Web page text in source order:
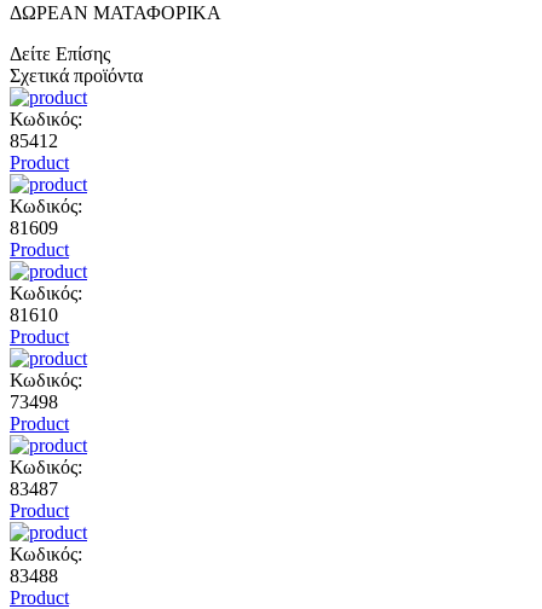
ΔΩΡΕΑΝ ΜΑΤΑΦΟΡΙΚΑ
Δείτε Επίσης
Σχετικά προϊόντα
Κωδικός:
85412
Product
Κωδικός:
81609
Product
Κωδικός:
81610
Product
Κωδικός:
73498
Product
Κωδικός:
83487
Product
Κωδικός:
83488
Product